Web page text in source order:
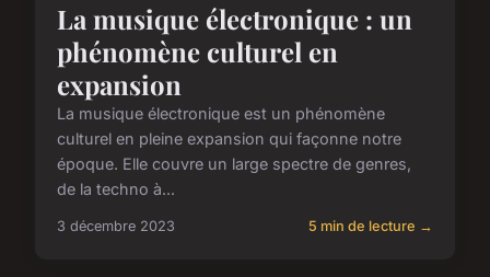
La musique électronique : un
phénomène culturel en
expansion
La musique électronique est un phénomène
culturel en pleine expansion qui façonne notre
époque. Elle couvre un large spectre de genres,
de la techno à...
3 décembre 2023 5 min de lecture →